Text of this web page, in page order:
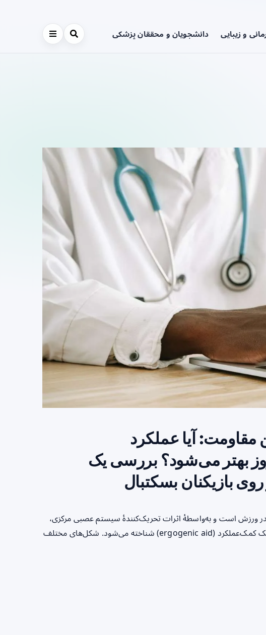
و زیبایی دانشجویان و محققان پزشکی
مقاومت: آیا عملکرد
بهتر می‌شود؟ بررسی یک
بازیکنان بسکتبال
در ورزش است و به‌واسطهٔ اثرات تحریک‌کنندهٔ سیستم عصبی مرکزی،
افزایش هوشیاری و کاهش احساس تلاش، به‌عنوان یک کمک‌عملکرد (ergogenic aid) شناخته می‌شود. شکل‌های مختلف